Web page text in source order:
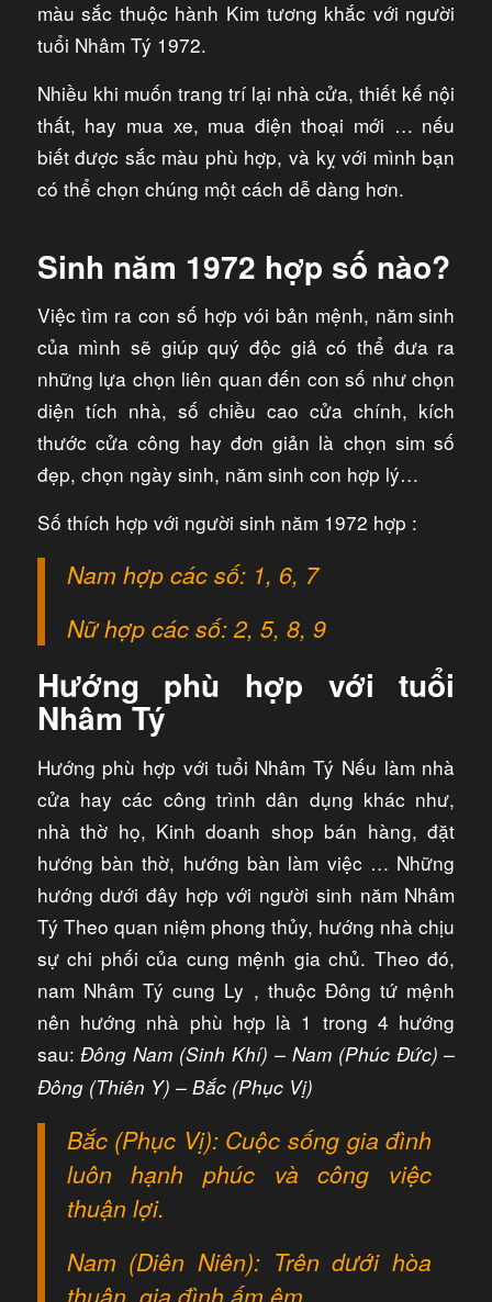
màu sắc thuộc hành Kim tương khắc với người
tuổi Nhâm Tý 1972.
Nhiều khi muốn trang trí lại nhà cửa, thiết kế nội
thất, hay mua xe, mua điện thoại mới … nếu
biết được sắc màu phù hợp, và kỵ với mình bạn
có thể chọn chúng một cách dễ dàng hơn.
Sinh năm 1972 hợp số nào?
Việc tìm ra con số hợp vói bản mệnh, năm sinh
của mình sẽ giúp quý độc giả có thể đưa ra
những lựa chọn liên quan đến con số như chọn
diện tích nhà, số chiều cao cửa chính, kích
thước cửa công hay đơn giản là chọn sim số
đẹp, chọn ngày sinh, năm sinh con hợp lý…
Số thích hợp với người sinh năm 1972 hợp :
Nam hợp các số: 1, 6, 7
Nữ hợp các số: 2, 5, 8, 9
Hướng phù hợp với tuổi
Nhâm Tý
Hướng phù hợp với tuổi Nhâm Tý Nếu làm nhà
cửa hay các công trình dân dụng khác như,
nhà thờ họ, Kinh doanh shop bán hàng, đặt
hướng bàn thờ, hướng bàn làm việc … Những
hướng dưới đây hợp với người sinh năm Nhâm
Tý Theo quan niệm phong thủy, hướng nhà chịu
sự chi phối của cung mệnh gia chủ. Theo đó,
nam Nhâm Tý cung Ly , thuộc Đông tứ mệnh
nên hướng nhà phù hợp là 1 trong 4 hướng
sau: Đông Nam (Sinh Khí) – Nam (Phúc Đức) –
Đông (Thiên Y) – Bắc (Phục Vị)
Bắc (Phục Vị): Cuộc sống gia đình
luôn hạnh phúc và công việc
thuận lợi.
Nam (Diên Niên): Trên dưới hòa